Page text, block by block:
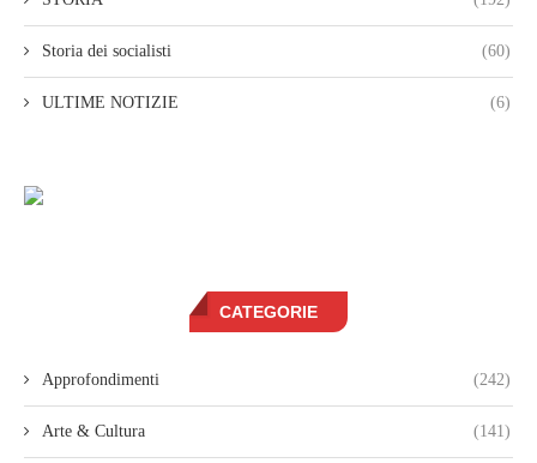
Storia dei socialisti (60)
ULTIME NOTIZIE (6)
CATEGORIE
Approfondimenti (242)
Arte & Cultura (141)